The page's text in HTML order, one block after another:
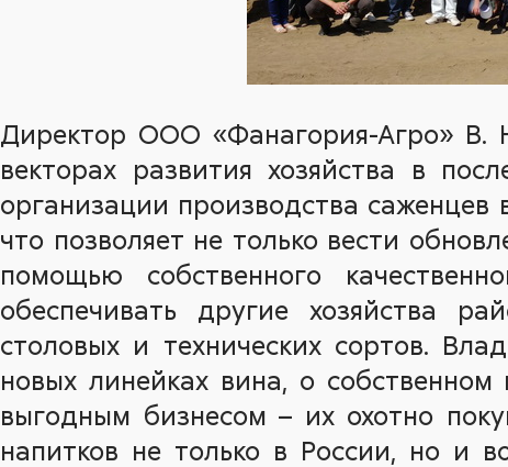
Директор ООО «Фанагория-Агро» В.
векторах развития хозяйства в
организации производства саженцев
что позволяет не только вести
помощью собственного
обеспечивать другие хозяйства
столовых и технических сортов.
новых линейках вина, о собственном
выгодным бизнесом – их охотно
напитков не только в России, но и